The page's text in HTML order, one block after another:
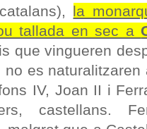
la
tallada en sec a
que vingueren
no es
IV, Joan II i
castellans.